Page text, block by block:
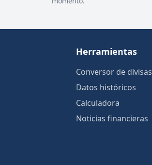
Herramientas
Conversor de divisas
Datos históricos
Calculadora
Noticias financieras